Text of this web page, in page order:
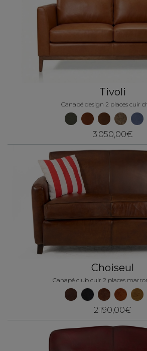
Tivoli
Canapé design 2 places cuir
3 050,00€
Choiseul
Canapé club cuir 2 places
2 190,00€